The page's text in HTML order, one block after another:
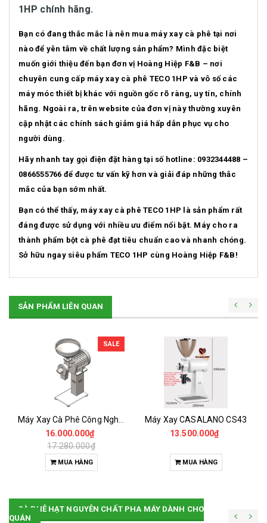
1HP chính hãng.
Bạn có đang thắc mắc là nên mua máy xay cà phê tại nơi
nào để yên tâm về chất lượng sản phẩm? Mình đặc biệt
muốn giới thiệu đến bạn đơn vị Hoàng Hiệp F&B – nơi
chuyên cung cấp máy xay cà phê TECO 1HP và vô số các
máy móc thiết bị khác với nguồn gốc rõ ràng, uy tín, chính
hãng. Ngoài ra, trên website của đơn vị này thường xuyên
cập nhật các chính sách giảm giá hấp dẫn phục vụ cho
người dùng.
Hãy nhanh tay gọi điện đặt hàng tại số hotline: 0932344488 –
0866555766 để được tư vấn kỹ hơn và giải đáp những thắc
mắc của bạn sớm nhất.
Bạn có thể thấy, máy xay cà phê TECO 1HP là sản phẩm rất
đáng được sử dụng với nhiều ưu điểm nổi bật. Máy cho ra
thành phẩm bột cà phê đạt tiêu chuẩn cao và nhanh chóng.
Sở hữu ngay siêu phẩm TECO 1HP cùng Hoàng Hiệp F&B!
SẢN PHẨM LIÊN QUAN
SALE
16.000.000₫
17.280.000₫
MUA HÀNG
Máy Xay CASALANO CS43
13.500.000₫
MUA HÀNG
CÀ PHÊ HẠT NGUYÊN CHẤT PHA MÁY DÀNH CHO
QUÁN